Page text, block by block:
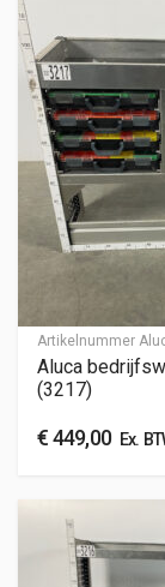
Artikelnummer
Aluca
(3217)
€449,00Ex.